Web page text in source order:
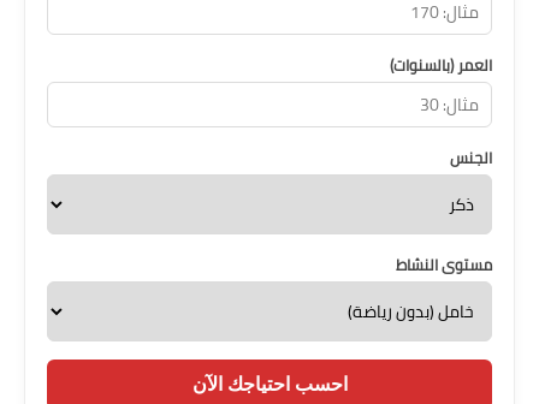
العمر (بالسنوات)
الجنس
مستوى النشاط
احسب احتياجك الآن